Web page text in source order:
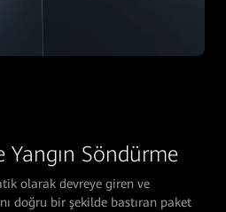
Yangın Söndürme
olarak devreye giren ve
doğru bir şekilde bastıran paket